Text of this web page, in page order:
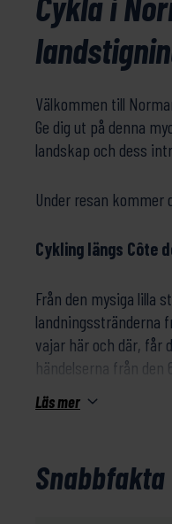
Välkommen till
Ge dig ut på denna
landskap och dess
Under resan kommer
Cykling längs Côte
Från den mysiga lilla
landningsstränderna
vajar här och där, får
händelserna från den
Omaha Beach,
allierade
berättelse att
Läs mer
Snabbfakta